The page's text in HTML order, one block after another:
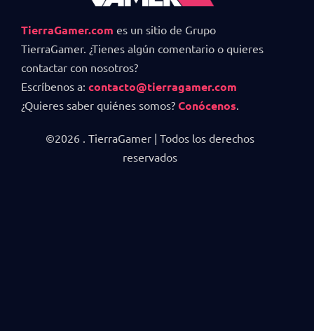
TierraGamer.com es un sitio de Grupo
TierraGamer. ¿Tienes algún comentario o quieres
contactar con nosotros?
Escríbenos a: contacto@tierragamer.com
¿Quieres saber quiénes somos? Conócenos
©2026 . TierraGamer | Todos los derechos
reservados